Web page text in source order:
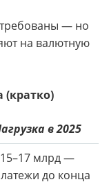
— но
на валютную
(кратко)
в 2025
млрд —
до конца